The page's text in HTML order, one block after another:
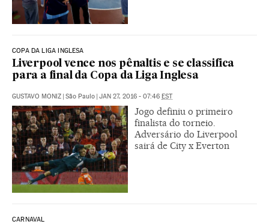
COPA DA LIGA INGLESA
Liverpool vence nos pênaltis e se classifica
para a final da Copa da Liga Inglesa
GUSTAVO MONIZ | São Paulo | JAN 27, 2016 - 07:46 EST
Jogo definiu o primeiro
finalista do torneio.
Adversário do Liverpool
sairá de City x Everton
CARNAVAL